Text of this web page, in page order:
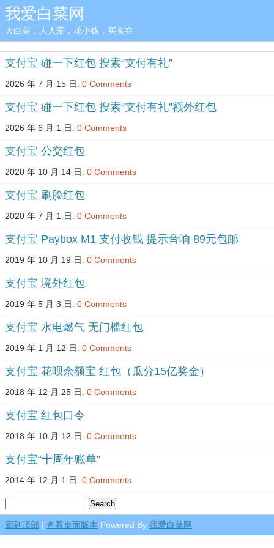
我爱白菜网
大白菜，人人爱，花小钱，买实在
支付宝 碰一下红包 搜索“支付有礼”
2026 年 7 月 15 日. 0 Comments
支付宝 碰一下红包 搜索“支付有礼”额外红包
2026 年 6 月 1 日. 0 Comments
支付宝 公交红包
2020 年 10 月 14 日. 0 Comments
支付宝 刷脸红包
2020 年 7 月 1 日. 0 Comments
支付宝 Paybox M1 支付收钱 提示音响 89元包邮
2019 年 10 月 19 日. 0 Comments
支付宝 境外红包
2019 年 5 月 3 日. 0 Comments
支付宝 水电燃气 无门槛红包
2019 年 1 月 12 日. 0 Comments
支付宝 花呗余额宝 红包（瓜分15亿奖金）
2018 年 12 月 25 日. 0 Comments
支付宝 红包口令
2018 年 10 月 12 日. 0 Comments
支付宝“十周年账单”
2014 年 12 月 1 日. 0 Comments
回到顶部 | 查看桌面版本 Powered By 我爱白菜网